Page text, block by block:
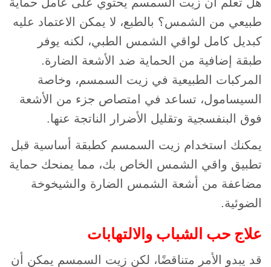
طبيعي من الشمس؟ بالطبع، لا يمكن الاعتماد عليه
كبديل كامل لواقي الشمس الطبي، لكنه يوفر
طبقة إضافية من الحماية ضد الأشعة الضارة.
المركبات الطبيعية في زيت السمسم، وخاصة
السيسامول، تساعد في امتصاص جزء من الأشعة
فوق البنفسجية وتقليل الأضرار الناتجة عنها.
يمكنك استخدام زيت السمسم كطبقة أساسية قبل
تطبيق واقي الشمس الخاص بك، مما يمنحك حماية
مضاعفة من أشعة الشمس الضارة والشيخوخة
الضوئية.
علاج حب الشباب والالتهابات
قد يبدو الأمر متناقضًا، لكن زيت السمسم يمكن أن